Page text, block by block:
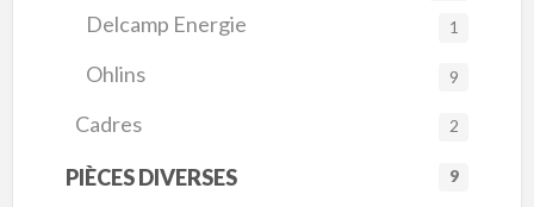
Delcamp Energie 1
Ohlins 9
Cadres 2
PIÈCES DIVERSES 9